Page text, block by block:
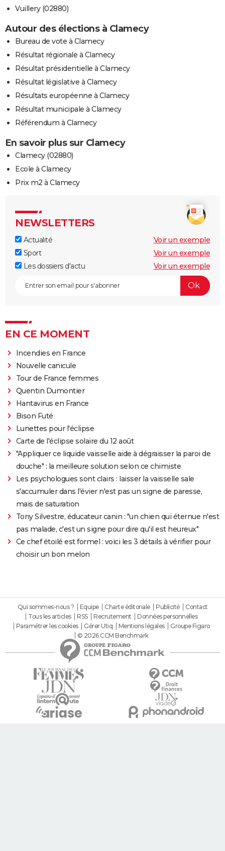
Vuillery (02880)
Autour des élections à Clamecy
Bureau de vote à Clamecy
Résultat régionale à Clamecy
Résultat présidentielle à Clamecy
Résultat législative à Clamecy
Résultats européenne à Clamecy
Résultat municipale à Clamecy
Référendum à Clamecy
En savoir plus sur Clamecy
Clamecy (02880)
Ecole à Clamecy
Prix m2 à Clamecy
NEWSLETTERS
Actualité
Voir un exemple
Sport
Voir un exemple
Les dossiers d'actu
Voir un exemple
EN CE MOMENT
Incendies en France
Nouvelle canicule
Tour de France femmes
Quentin Dumontier
Hantavirus en France
Bison Futé
Lunettes pour l'éclipse
Carte de l'éclipse solaire du 12 août
"Appliquer ce liquide vaisselle aide à dégraisser la paroi de
douche" : la meilleure solution selon ce chimiste
Les psychologues sont clairs : laisser la vaisselle sale
s'accumuler dans l'évier n'est pas un signe de paresse,
mais de saturation
Tony Silvestre, éducateur canin : "un chien qui éternue n'est
pas malade, c'est un signe pour dire qu'il est heureux"
Ce chef étoilé est formel : voici les 3 détails à vérifier pour
choisir un bon melon
Qui sommes-nous ? Equipe Charte éditoriale Publicité
Contact
Tous les articles
RSS Recrutement
Données personnelles
Paramétrer les cookies
Gérer Utiq Mentions légales
Groupe Figaro
© 2026 CCM Benchmark